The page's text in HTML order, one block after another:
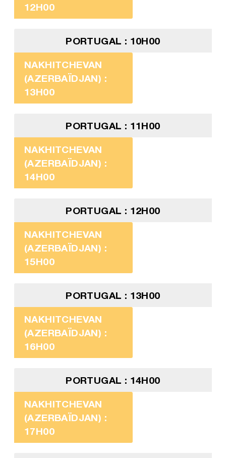
12H00
PORTUGAL : 10H00
NAKHITCHEVAN
(AZERBAÏDJAN) :
13H00
PORTUGAL : 11H00
NAKHITCHEVAN
(AZERBAÏDJAN) :
14H00
PORTUGAL : 12H00
NAKHITCHEVAN
(AZERBAÏDJAN) :
15H00
PORTUGAL : 13H00
NAKHITCHEVAN
(AZERBAÏDJAN) :
16H00
PORTUGAL : 14H00
NAKHITCHEVAN
(AZERBAÏDJAN) :
17H00